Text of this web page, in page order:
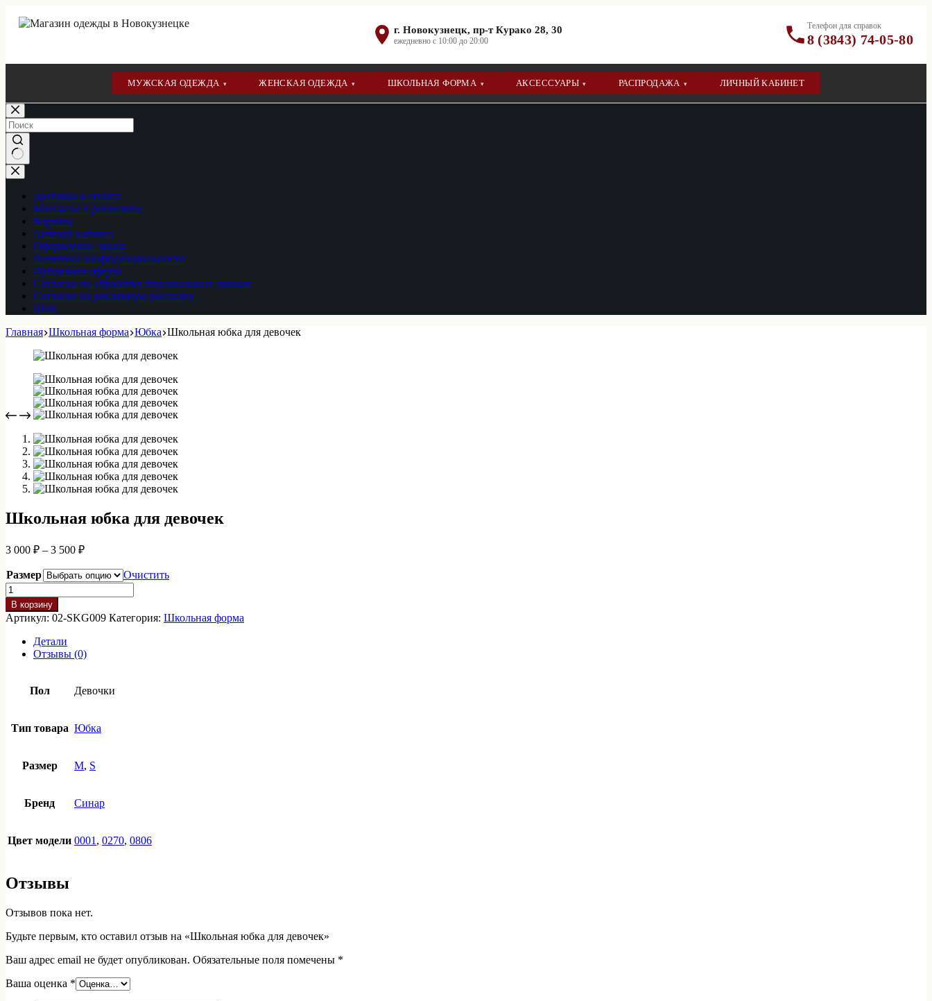
г. Новокузнецк, пр-т Курако 28, 30
ежедневно с 10:00 до 20:00
Телефон для справок
8 (3843) 74-05-80
МУЖСКАЯ ОДЕЖДА ▾ ЖЕНСКАЯ ОДЕЖДА ▾ ШКОЛЬНАЯ ФОРМА ▾ АКСЕССУАРЫ ▾ РАСПРОДАЖА ▾ ЛИЧНЫЙ КАБИНЕТ
Перейти
к
сути
Ничего
не
найденоДоставка и оплата
Контакты и реквизиты
Корзина
Личный кабинет
Оформление заказа
Политика конфиденциальности
Публичная оферта
Согласие на обработку персональных данных
Согласие на рекламную рассылку
Шоп
Главная Школьная форма Юбка Школьная юбка для девочек
Школьная юбка для девочек
3 000 ₽ – 3 500 ₽Диапазон
3
000 ₽
–
3
Размер
Очистить
Количество
товара
Школьная
юбка
девочек
В корзину
Артикул: 02-SKG009 Категория: Школьная форма
Детали
Отзывы (0)
Пол Девочки
Тип товара Юбка
Размер M, S
Бренд Синар
Цвет модели 0001 , 0270, 0806
Отзывы
Отзывов пока нет.
Будьте первым, кто оставил отзыв на «Школьная юбка для девочек»
Ваш адрес email не будет опубликован. Обязательные поля помечены *
Ваша оценка *